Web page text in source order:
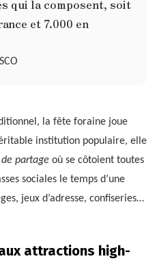
qui la composent, soit
et 7.000 en
la fête foraine joue
institution populaire, elle
partage où se côtoient toutes
sociales le temps d’une
jeux d’adresse, confiseries…
attractions high-